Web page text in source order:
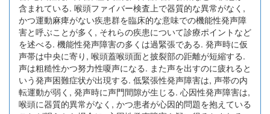
含まれている. 喉頭ファイバー検査上で器質的な異常がなく,
かつ運動麻痺がない疾患群を臨床的な意味での機能性発声障
害と呼ぶことが多く, それらの疾患について診療ポイントなど
を述べる. 機能性発声障害の多くは過緊張である. 発声時に仮
声帯は中央に寄り, 喉頭蓋喉頭面と披裂部の距離が短縮する.
声は粗糙性かつ努力性嗄声になる. また声を出すのに疲れると
いう発声困難症状が出現する. 低緊張性発声障害は, 声帯の内
転運動が弱く, 発声時に声門間隙が生じる. 心因性発声障害は,
喉頭に器質的異常がなく, かつ患者が心因的問題を抱えている